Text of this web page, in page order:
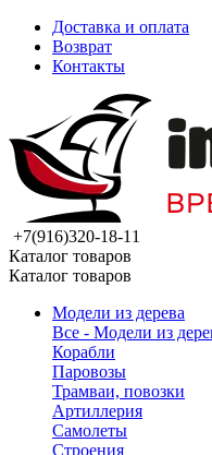
Доставка и оплата
Возврат
Контакты
+7(916)320-18-11
Каталог товаров
Каталог товаров
Модели из дерева
Все - Модели из
Корабли
Паровозы
Трамваи, повозки
Артиллерия
Самолеты
Строения